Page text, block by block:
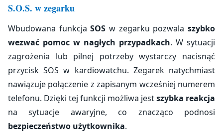
S.O.S. w zegarku
Wbudowana funkcjaSOS w zegarku pozwalaszybko
wezwać pomoc w nagłych przypadkach. W sytuacji
zagrożenia lub pilnej potrzeby wystarczy nacisnąć
przycisk SOS w kardiowatchu. Zegarek natychmiast
nawiązuje połączenie z zapisanym wcześniej numerem
telefonu. Dzięki tej funkcji możliwa jestszybka reakcja
na sytuacje awaryjne, co znacząco podnosi
bezpieczeństwo użytkownika.